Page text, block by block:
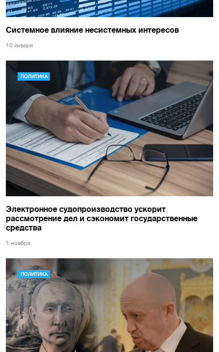
Системное влияние несистемных интересов
10 января
ПОЛИТИКА
Электронное судопроизводство ускорит
рассмотрение дел и сэкономит государственные
средства
1 ноября
ПОЛИТИКА